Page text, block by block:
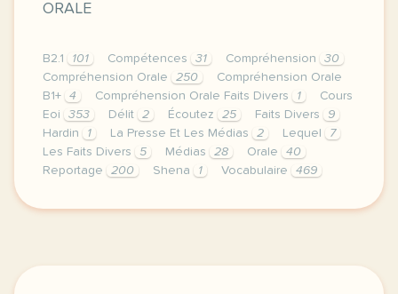
ORALE
B2.1 101 Compétences 31 Compréhension
30
Compréhension Orale
250
Compréhension Orale
B1+
4 Compréhension Orale Faits Divers 1
Cours
Eoi
353 Délit 2 Écoutez 25 Faits Divers
9
Hardin
1 La Presse Et Les Médias 2 Lequel
7
Les Faits Divers
5 Médias 28 Orale
40
Reportage
200 Shena 1 Vocabulaire 469
image pixabay comcette derniere semaine de